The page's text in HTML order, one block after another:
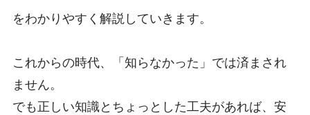
をわかりやすく解説していきます。
これからの時代、「知らなかった」では済まされ
ません。
でも正しい知識とちょっとした工夫があれば、安